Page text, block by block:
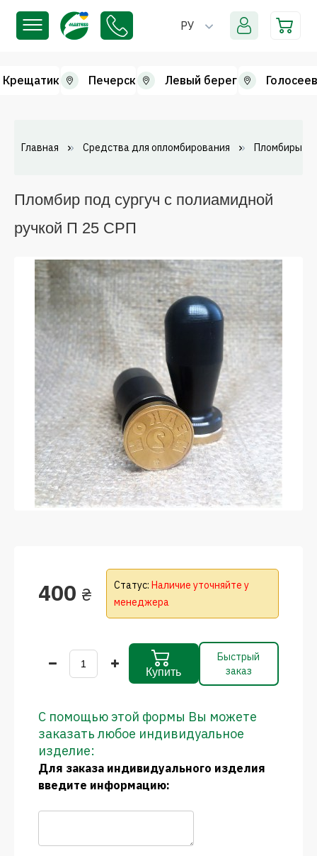
РУ
Крещатик Печерск Левый берег
Главная Средства для опломбирования Пломбиры
Пломбир под сургуч с полиамидной
ручкой П 25 СРП
400 ₴ Статус: Наличие уточняйте у
менеджера
Купить
Быстрый
заказ
С помощью этой формы Вы можете
заказать любое индивидуальное
изделие:
Для заказа индивидуального изделия
введите информацию: